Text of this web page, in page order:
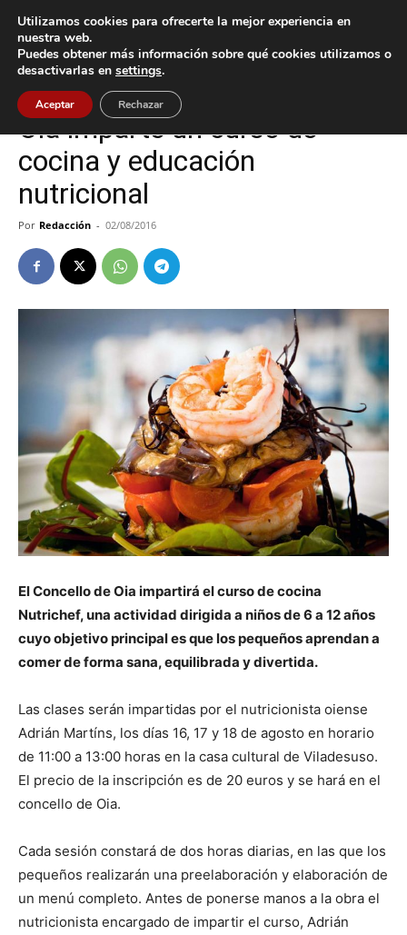
Inicio Cultura / Ocio
Cultura / Ocio Oia
Oia imparte un curso de
cocina y educación
nutricional
Por Redacción - 02/08/2016
El Concello de Oia impartirá el curso de cocina
Nutrichef, una actividad dirigida a niños de 6 a 12 años
cuyo objetivo principal es que los pequeños aprendan a
comer de forma sana, equilibrada y divertida.
Las clases serán impartidas por el nutricionista oiense
Adrián Martíns, los días 16, 17 y 18 de agosto en horario
de 11:00 a 13:00 horas en la casa cultural de Viladesuso.
El precio de la inscripción es de 20 euros y se hará en el
concello de Oia.
Cada sesión constará de dos horas diarias, en las que los
pequeños realizarán una preelaboración y elaboración de
un menú completo. Antes de ponerse manos a la obra el
nutricionista encargado de impartir el curso, Adrián
Utilizamos cookies para ofrecerte la mejor experiencia en
nuestra web.
Puedes obtener más información sobre qué cookies utilizamos o
desactivarlas en settings.
Aceptar Rechazar